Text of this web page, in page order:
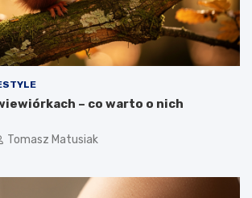
– co warto o nich
Tomasz Matusiak